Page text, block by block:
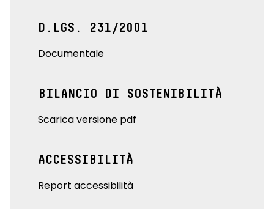
D.LGS. 231/2001
Documentale
BILANCIO DI SOSTENIBILITÀ
Scarica versione pdf
ACCESSIBILITÀ
Report accessibilità